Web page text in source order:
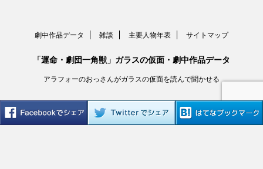
劇中作品データ 雑談 主要人物年表 サイトマップ
「運命・劇団一角獣」ガラスの仮面・劇中作品データ
アラフォーのおっさんがガラスの仮面を読んで聞かせる
Copyright© ガラスの仮面のおっさん , 2026 All Rights Reserved.